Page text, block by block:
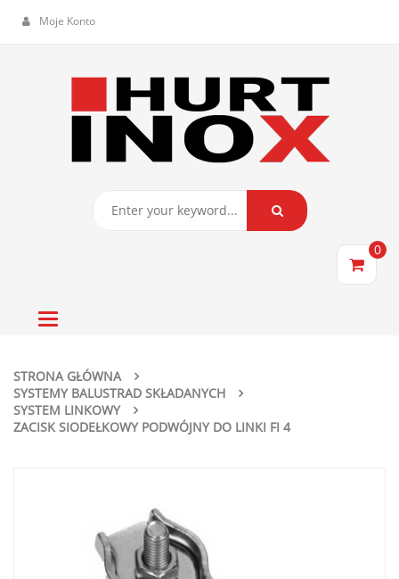
Moje Konto
0
Toggle
STRONA GŁÓWNA
SYSTEMY BALUSTRAD SKŁADANYCH
SYSTEM LINKOWY
ZACISK SIODEŁKOWY PODWÓJNY DO LINKI FI 4